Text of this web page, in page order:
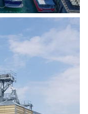
DE STOCKAGE